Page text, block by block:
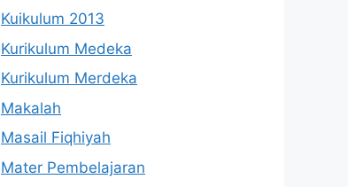
Kuikulum 2013
Kurikulum Medeka
Kurikulum Merdeka
Makalah
Masail Fiqhiyah
Mater Pembelajaran